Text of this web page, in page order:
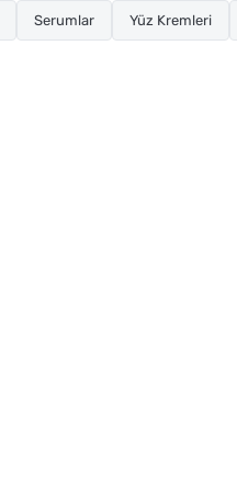
Serumlar Yüz Kremleri